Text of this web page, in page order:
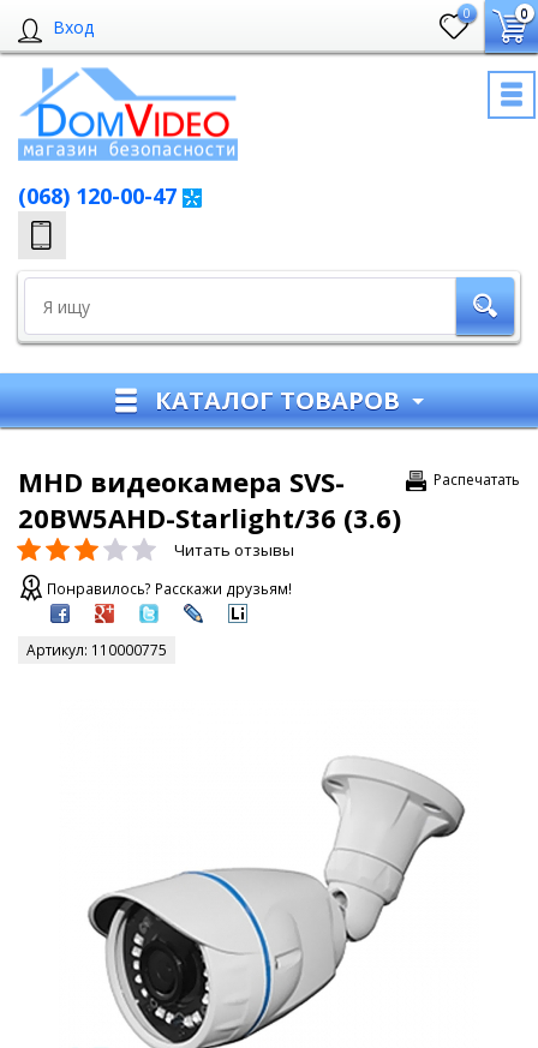
Вход
0 0
(068) 120-00-47
КАТАЛОГ ТОВАРОВ
Распечатать
MHD видеокамера SVS-
20BW5AHD-Starlight/36 (3.6)
Читать отзывы
Понравилось? Расскажи друзьям!
Артикул: 110000775